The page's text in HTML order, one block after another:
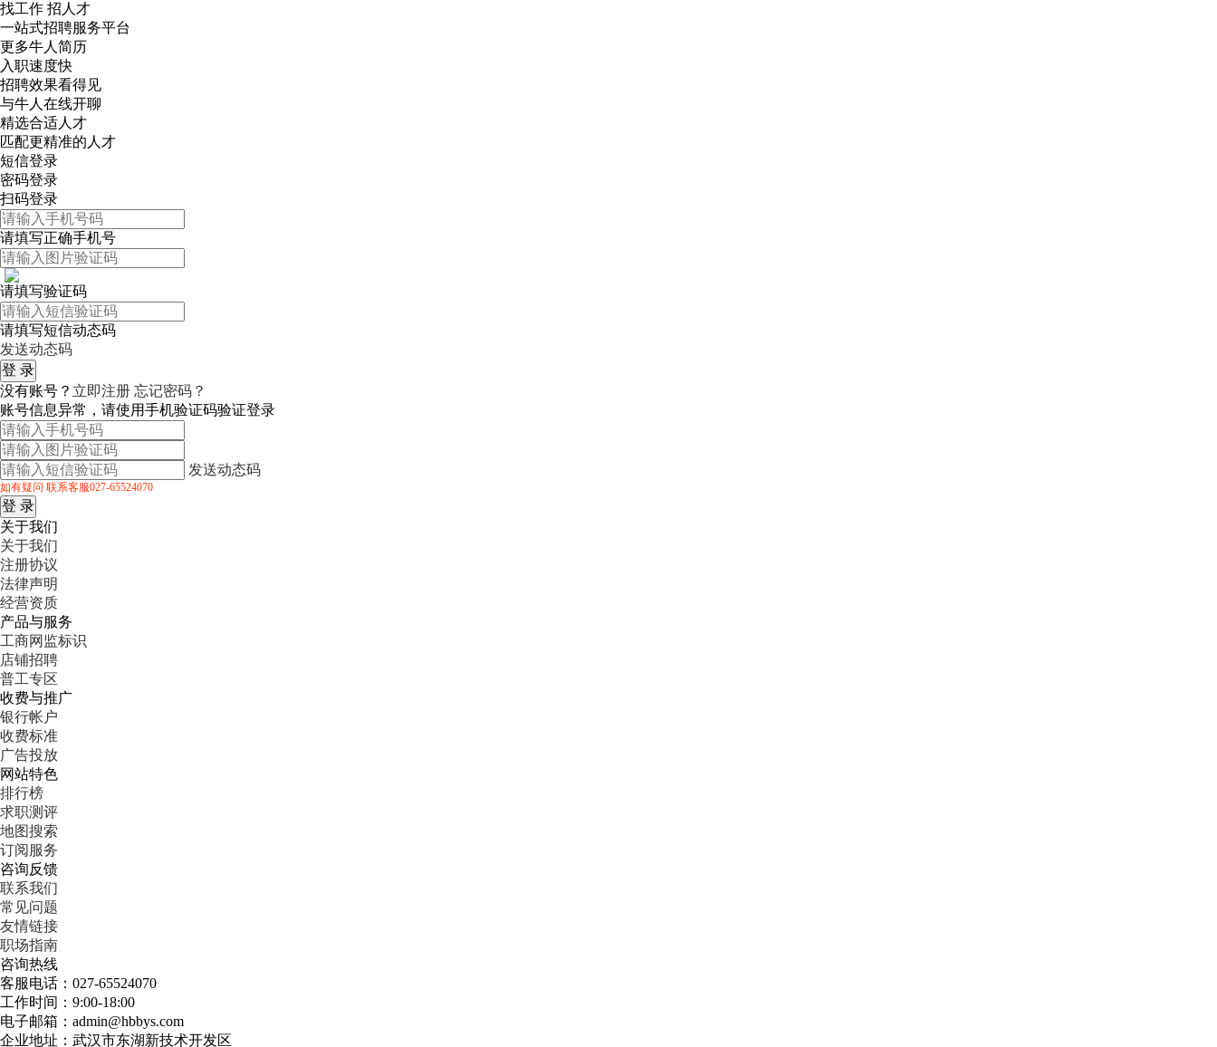
找工作 招人才
一站式招聘服务平台
更多牛人简历
入职速度快
招聘效果看得见
与牛人在线开聊
精选合适人才
匹配更精准的人才
短信登录
密码登录
扫码登录
请填写正确手机号
请填写验证码
请填写短信动态码
发送动态码
没有账号？ 立即注册 忘记密码？
账号信息异常，请使用手机验证码验证登录
发送动态码
如有疑问 联系客服027-65524070
关于我们
关于我们
注册协议
法律声明
经营资质
产品与服务
工商网监标识
店铺招聘
普工专区
收费与推广
银行帐户
收费标准
广告投放
网站特色
排行榜
求职测评
地图搜索
订阅服务
咨询反馈
联系我们
常见问题
友情链接
职场指南
咨询热线
客服电话：027-65524070
工作时间：9:00-18:00
电子邮箱：admin@hbbys.com
企业地址：武汉市东湖新技术开发区